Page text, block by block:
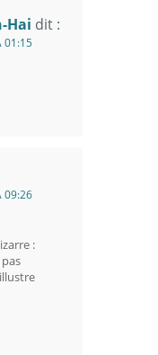
Hai dit :
01:15
09:26
: